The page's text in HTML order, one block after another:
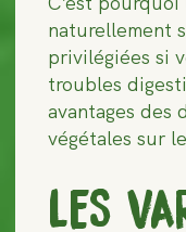
naturellement
privilégiées si
troubles
avantages des
végétales sur
LES